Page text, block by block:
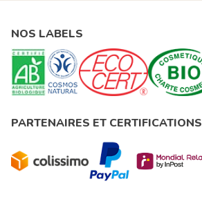
NOS LABELS
PARTENAIRES ET CERTIFICATIONS